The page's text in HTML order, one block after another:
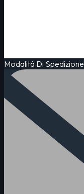
Modalità Di Spedizione